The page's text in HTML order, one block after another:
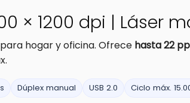
× 1200 dpi | Láser
hogar y oficina. Ofrece hasta 22
Dúplex manual USB 2.0 Ciclo máx.